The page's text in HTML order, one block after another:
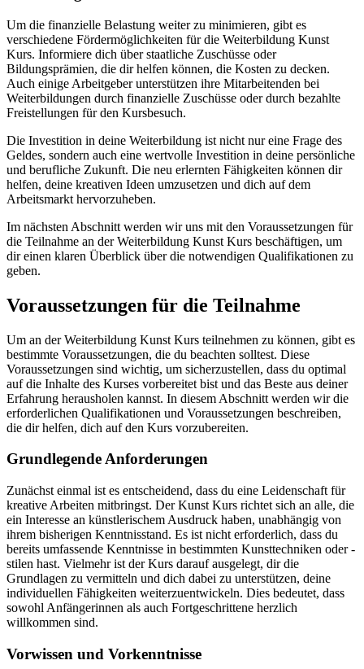
Um die finanzielle Belastung weiter zu minimieren, gibt es
verschiedene Fördermöglichkeiten für die Weiterbildung Kunst
Kurs. Informiere dich über staatliche Zuschüsse oder
Bildungsprämien, die dir helfen können, die Kosten zu decken.
Auch einige Arbeitgeber unterstützen ihre Mitarbeitenden bei
Weiterbildungen durch finanzielle Zuschüsse oder durch bezahlte
Freistellungen für den Kursbesuch.
Die Investition in deine Weiterbildung ist nicht nur eine Frage des
Geldes, sondern auch eine wertvolle Investition in deine persönliche
und berufliche Zukunft. Die neu erlernten Fähigkeiten können dir
helfen, deine kreativen Ideen umzusetzen und dich auf dem
Arbeitsmarkt hervorzuheben.
Im nächsten Abschnitt werden wir uns mit den Voraussetzungen für
die Teilnahme an der Weiterbildung Kunst Kurs beschäftigen, um
dir einen klaren Überblick über die notwendigen Qualifikationen zu
geben.
Voraussetzungen für die Teilnahme
Um an der Weiterbildung Kunst Kurs teilnehmen zu können, gibt es
bestimmte Voraussetzungen, die du beachten solltest. Diese
Voraussetzungen sind wichtig, um sicherzustellen, dass du optimal
auf die Inhalte des Kurses vorbereitet bist und das Beste aus deiner
Erfahrung herausholen kannst. In diesem Abschnitt werden wir die
erforderlichen Qualifikationen und Voraussetzungen beschreiben,
die dir helfen, dich auf den Kurs vorzubereiten.
Grundlegende Anforderungen
Zunächst einmal ist es entscheidend, dass du eine Leidenschaft für
kreative Arbeiten mitbringst. Der Kunst Kurs richtet sich an alle, die
ein Interesse an künstlerischem Ausdruck haben, unabhängig von
ihrem bisherigen Kenntnisstand. Es ist nicht erforderlich, dass du
bereits umfassende Kenntnisse in bestimmten Kunsttechniken oder -
stilen hast. Vielmehr ist der Kurs darauf ausgelegt, dir die
Grundlagen zu vermitteln und dich dabei zu unterstützen, deine
individuellen Fähigkeiten weiterzuentwickeln. Dies bedeutet, dass
sowohl Anfängerinnen als auch Fortgeschrittene herzlich
willkommen sind.
Vorwissen und Vorkenntnisse